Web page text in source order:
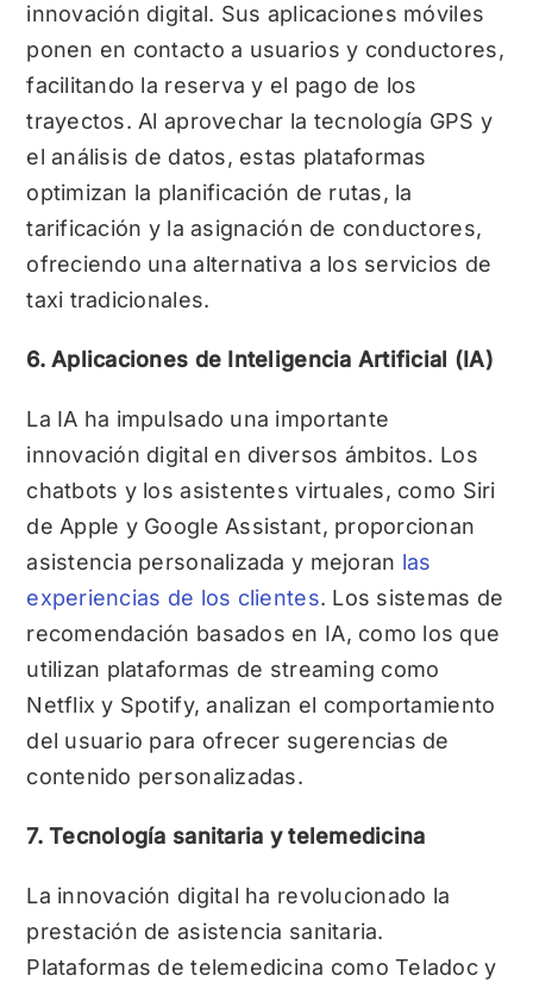
innovación digital. Sus aplicaciones móviles
ponen en contacto a usuarios y conductores,
facilitando la reserva y el pago de los
trayectos. Al aprovechar la tecnología GPS y
el análisis de datos, estas plataformas
optimizan la planificación de rutas, la
tarificación y la asignación de conductores,
ofreciendo una alternativa a los servicios de
taxi tradicionales.
6. Aplicaciones de Inteligencia Artificial (IA)
La IA ha impulsado una importante
innovación digital en diversos ámbitos. Los
chatbots y los asistentes virtuales, como Siri
de Apple y Google Assistant, proporcionan
asistencia personalizada y mejoran las
experiencias de los clientes. Los sistemas de
recomendación basados en IA, como los que
utilizan plataformas de streaming como
Netflix y Spotify, analizan el comportamiento
del usuario para ofrecer sugerencias de
contenido personalizadas.
7. Tecnología sanitaria y telemedicina
La innovación digital ha revolucionado la
prestación de asistencia sanitaria.
Plataformas de telemedicina como Teladoc y